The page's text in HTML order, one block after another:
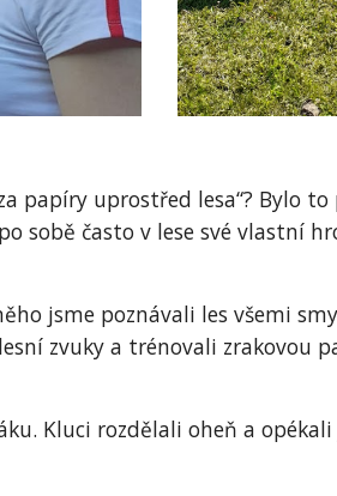
papíry uprostřed lesa“? Bylo
sobě často v lese své vlastní
jsme poznávali les všemi
zvuky a trénovali zrakovou
Kluci rozdělali oheň a